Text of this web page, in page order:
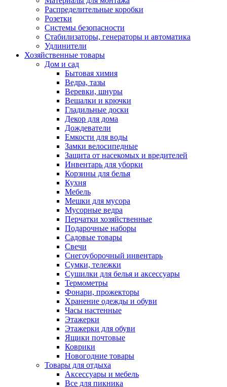
Распределительные коробки
Розетки
Системы безопасности
Стабилизаторы, генераторы и автоматика
Удлинители
Хозяйственные товары
Дом и сад
Бытовая химия
Ведра, тазы
Веревки, шнуры
Вешалки и крючки
Гладильные доски
Декор для дома
Дождеватели
Емкости для воды
Замки велосипедные
Защита от насекомых и вредителей
Инвентарь для уборки
Корзины для белья
Кухня
Мебель
Мешки для мусора
Мусорные ведра
Перчатки хозяйственные
Подарочные наборы
Садовые товары
Свечи
Снегоуборочный инвентарь
Сумки, тележки
Сушилки для белья и аксессуары
Термометры
Фонари, прожекторы
Хранение одежды и обуви
Часы настенные
Этажерки
Этажерки для обуви
Ящики почтовые
Коврики
Новогодние товары
Товары для отдыха
Аксессуары и мебель
Все для пикника